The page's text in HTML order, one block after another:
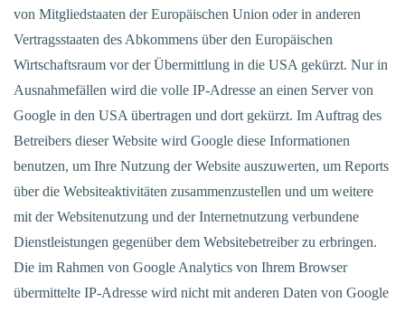
von Mitgliedstaaten der Europäischen Union oder in anderen
Vertragsstaaten des Abkommens über den Europäischen
Wirtschaftsraum vor der Übermittlung in die USA gekürzt. Nur in
Ausnahmefällen wird die volle IP-Adresse an einen Server von
Google in den USA übertragen und dort gekürzt. Im Auftrag des
Betreibers dieser Website wird Google diese Informationen
benutzen, um Ihre Nutzung der Website auszuwerten, um Reports
über die Websiteaktivitäten zusammenzustellen und um weitere
mit der Websitenutzung und der Internetnutzung verbundene
Dienstleistungen gegenüber dem Websitebetreiber zu erbringen.
Die im Rahmen von Google Analytics von Ihrem Browser
übermittelte IP-Adresse wird nicht mit anderen Daten von Google